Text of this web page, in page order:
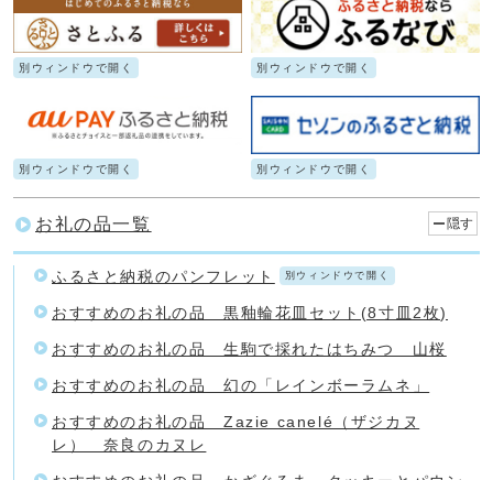
別ウィンドウで開く 別ウィンドウで開く
別ウィンドウで開く 別ウィンドウで開く
お礼の品一覧 隠す
ふるさと納税のパンフレット 別ウィンドウで開く
おすすめのお礼の品 黒釉輪花皿セット(8寸皿2枚)
おすすめのお礼の品 生駒で採れたはちみつ 山桜
おすすめのお礼の品 幻の「レインボーラムネ」
おすすめのお礼の品 Zazie canelé（ザジカヌ
レ） 奈良のカヌレ